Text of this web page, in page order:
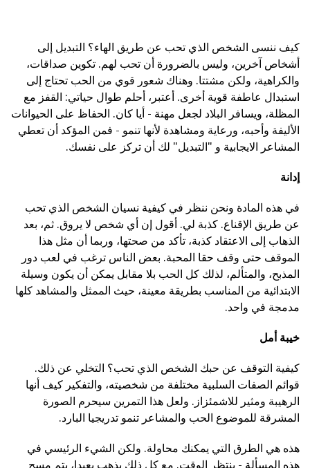
كيف ننسى الشخص الذي تحب عن طريق الهاء؟ التبديل إلى
أشخاص آخرين، وليس بالضرورة أن تحب لهم. تكوين صداقات،
والكراهية، ولكن مشتتا. وهناك شعور قوي من الحب تحتاج إلى
استبدال عاطفة قوية أخرى. أعتبر، أحلم طوال حياتي: القفز مع
المظلة، ويسافر البلاد لجعل مهنة - أيا كان. الحفاظ على الحيوانات
الأليفة وأحبه، ورعاية ومشاهدة لأنها تنمو - فمن المؤكد أن تعطي
المشاعر الايجابية و "التبديل" لك أن تركز على نفسك.
إدانة
في هذه المادة ونحن ننظر في كيفية نسيان الشخص الذي تحب
عن طريق الإقناع. كذبة لي. أقول إن أي شخص لا يروق. ثم، بعد
الذهاب إلى الاعتقاد كذبة، تأكد من صحتها، وربما أن مثل هذا
الموقف حتى وقف حقا المحبة. بعض الناس ترغب في لعب دور
المذبح، والمتألم، لذلك كل الحب بلا مقابل يمكن أن يكون وسيلة
الابتدائية من المناسب بطريقة معينة، حيث الممثل والمشاهد كلها
مدمجة في واحد.
خيبة أمل
كيفية التوقف عن حبك الشخص الذي تحب؟ التخلي عن ذلك.
قوائم الصفات السلبية مختلفة من شخصيته، والتفكير كيف أنها
الرهيبة ومثير للاشمئزاز. ولعل هذا التمرين سيحرم الصورة
المشرقة للموضوع الحب والمشاعر تنمو تدريجيا البارد.
هذه هي الطرق التي يمكنك محاولة. ولكن الشيء الرئيسي في
هذه المسألة - ينتظر الوقت. مع كل ذلك يذهب بعيدا، يتم مسح